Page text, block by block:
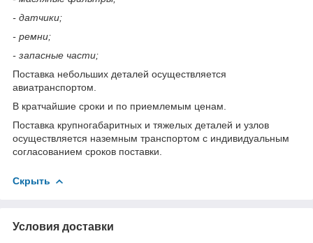
- датчики;
- ремни;
- запасные части;
Поставка небольших деталей осуществляется
авиатранспортом.
В кратчайшие сроки и по приемлемым ценам.
Поставка крупногабаритных и тяжелых деталей и узлов
осуществляется наземным транспортом с индивидуальным
согласованием сроков поставки.
Скрыть
Условия доставки